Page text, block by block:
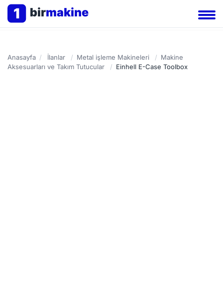
1 birmakine
Anasayfa / İlanlar / Metal işleme Makineleri / Makine
Aksesuarları ve Takım Tutucular
/ Einhell E-Case Toolbox